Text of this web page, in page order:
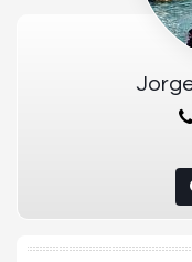
Hidrômetro Individual
Infraestrutura para
Infra para automação
Entrada p/ banhistas e
Medidores de água, luz